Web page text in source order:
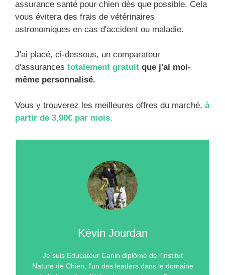
assurance santé pour chien dès que possible. Cela
vous évitera des frais de vétérinaires
astronomiques en cas d'accident ou maladie.
J'ai placé, ci-dessous, un comparateur
d'assurances totalement gratuit que j'ai moi-
même personnalisé.
Vous y trouverez les meilleures offres du marché, à
partir de 3,90€ par mois.
Kévin Jourdan
Je suis Educateur Canin diplômé de l’institut
Nature de Chien, l’un des leaders dans le domaine